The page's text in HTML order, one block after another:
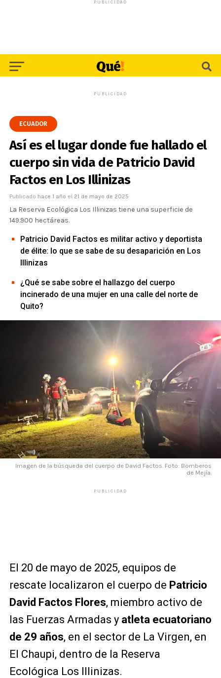
PUBLICIDAD
PUBLICIDAD
ECUADOR
Así es el lugar donde fue hallado el
cuerpo sin vida de Patricio David
Factos en Los Illinizas
Publicado hace 1 año el 21 de mayo de 2025
La Reserva Ecológica Los Illinizas tiene una superficie de
149.900 hectáreas.
Patricio David Factos es militar activo y deportista
de élite: lo que se sabe de su desaparición en Los
Illinizas
¿Qué se sabe sobre el hallazgo del cuerpo
incinerado de una mujer en una calle del norte de
Quito?
Imagen de la búsqueda del cuerpo de David Factos. Foto: Bomberos
de Mejía.
PUBLICIDAD
El 20 de mayo de 2025, equipos de
rescate localizaron el cuerpo de Patricio
David Factos Flores, miembro activo de
las Fuerzas Armadas y atleta ecuatoriano
de 29 años, en el sector de La Virgen, en
El Chaupi, dentro de la Reserva
Ecológica Los Illinizas.